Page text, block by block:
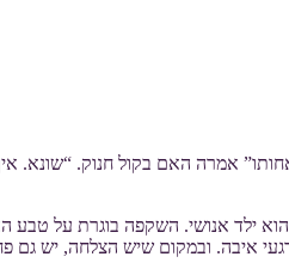
אמרה האם בקול חנוק.
הוא ילד אנושי. השקפה בוגרת על
איבה. ובמקום שיש הצלחה, יש גם